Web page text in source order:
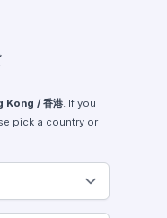
Kong / 香港. If you
pick a country or